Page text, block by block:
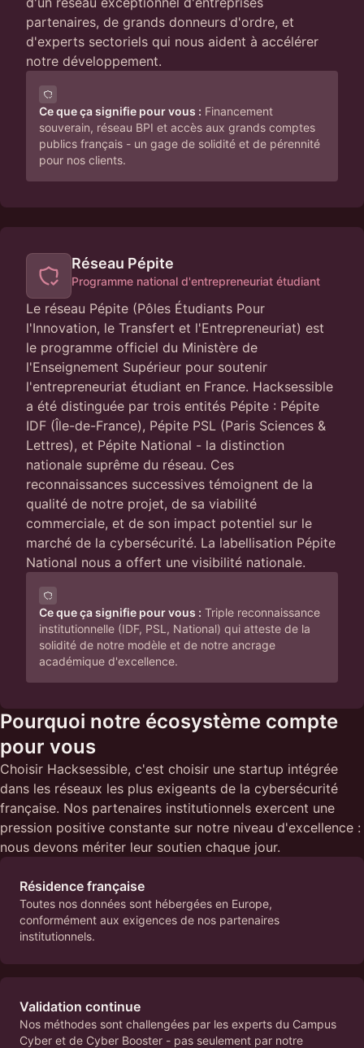
partenaires, de grands donneurs d'ordre, et
d'experts sectoriels qui nous aident à accélérer
notre développement.
Ce que ça signifie pour vous : Financement
souverain, réseau BPI et accès aux grands comptes
publics français - un gage de solidité et de pérennité
pour nos clients.
Réseau Pépite
Programme national d'entrepreneuriat étudiant
Le réseau Pépite (Pôles Étudiants Pour
l'Innovation, le Transfert et l'Entrepreneuriat) est
le programme officiel du Ministère de
l'Enseignement Supérieur pour soutenir
l'entrepreneuriat étudiant en France. Hacksessible
a été distinguée par trois entités Pépite : Pépite
IDF (Île-de-France), Pépite PSL (Paris Sciences &
Lettres), et Pépite National - la distinction
nationale suprême du réseau. Ces
reconnaissances successives témoignent de la
qualité de notre projet, de sa viabilité
commerciale, et de son impact potentiel sur le
marché de la cybersécurité. La labellisation Pépite
National nous a offert une visibilité nationale.
Ce que ça signifie pour vous : Triple reconnaissance
institutionnelle (IDF, PSL, National) qui atteste de la
solidité de notre modèle et de notre ancrage
académique d'excellence.
Pourquoi notre écosystème compte
pour vous
Choisir Hacksessible, c'est choisir une startup intégrée
dans les réseaux les plus exigeants de la cybersécurité
française. Nos partenaires institutionnels exercent une
pression positive constante sur notre niveau d'excellence :
nous devons mériter leur soutien chaque jour.
Résidence française
Toutes nos données sont hébergées en Europe,
conformément aux exigences de nos partenaires
institutionnels.
Validation continue
Nos méthodes sont challengées par les experts du Campus
Cyber et de Cyber Booster - pas seulement par notre